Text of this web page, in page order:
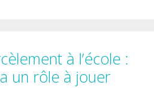
à l’école :
un rôle à jouer